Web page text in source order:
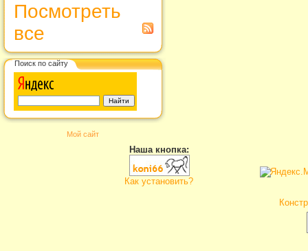
Посмотреть
все
Поиск по сайту
Мой сайт
Наша кнопка:
Как установить?